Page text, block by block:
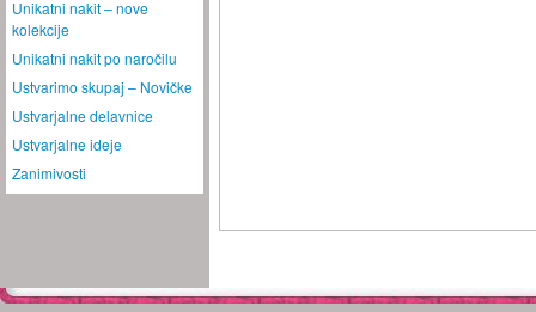
Unikatni nakit – nove
kolekcije
Unikatni nakit po naročilu
Ustvarimo skupaj – Novičke
Ustvarjalne delavnice
Ustvarjalne ideje
Zanimivosti